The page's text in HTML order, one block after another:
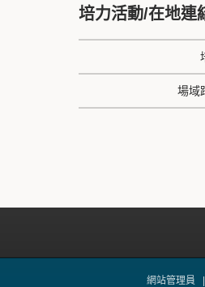
培力活動/在地連
場域
網站管理員